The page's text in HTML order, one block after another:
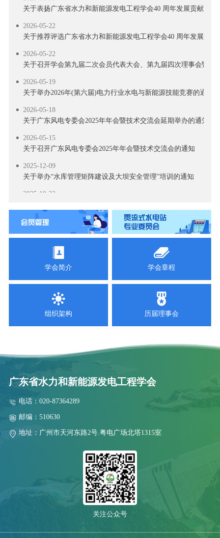
关于表扬广东省水力和新能源发电工程学会40 周年发展贡献奖
2026-05-22
关于推荐评选广东省水力和新能源发电工程学会40 周年发展贡献
2026-05-22
关于召开学会第九届二次会员代表大会、第九届四次理事会暨学
2026-05-19
关于举办2026年(第六届)电力行业水电与新能源技能竞赛的通知
2026-05-18
关于广东风电专委会2025年年会暨技术交流会延期举办的通知
2026-05-15
关于召开广东风电专委会2025年年会暨技术交流会的通知
2025-12-09
关于举办“水库管理矩阵建设及大坝安全管理”培训的通知
2025-10-23
2025-10-17
关于召开风电新政策专题解读及技术培训活动的通知
2025-09-18
关于召开2025 年南方省（区）水电学会联络会暨学会工作交流会
2025-09-03
关于召开抽水蓄能高压水道建设技术交流会的通知
关于表彰南方省（区）第五届水电厂技能竞赛团体奖和个人奖的
2025-08-08
关于联合召开云、贵、川、桂、湘、粤、青、鄂、赣、陕十省
2025-08-06
关于召开抽水蓄能高压水道建设技术交流会预通知
2025-07-28
2026-07-29
关于举办新型电力系统背景下南方区域电力市场电价预测靶场竞
2026-06-30
关于联合召开“2026年水电和新能源运行管理及检修技术研讨会”
关于联合召开“2026 年水利水电与新能源工程建设技术交流会”的
学会简介 学会章程
组织架构 历届理事会
广东省水力和新能源发电工程学会
电话：020-87364289
邮编：510630
地址：广州市天河东路2号.粤电广场北塔1315室
关注公众号